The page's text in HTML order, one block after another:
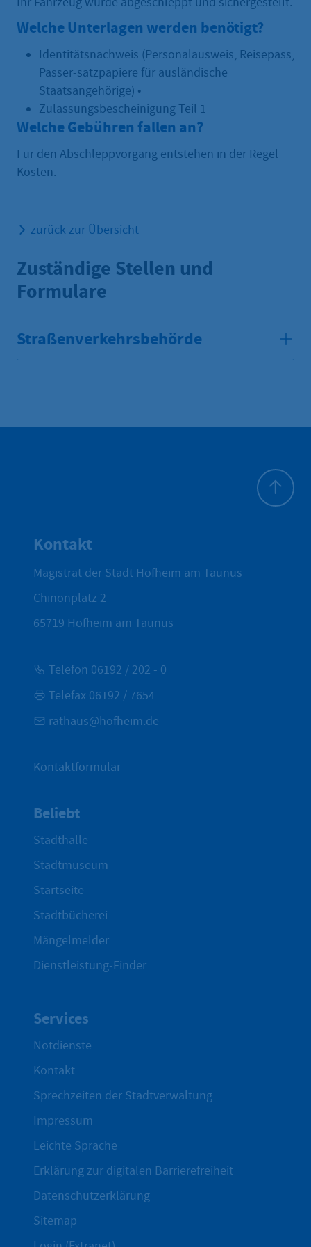
Welche Unterlagen werden benötigt?
Identitätsnachweis (Personalausweis, Reisepass,
Passer-satzpapiere für ausländische
Staatsangehörige) •
Zulassungsbescheinigung Teil 1
Welche Gebühren fallen an?
Für den Abschleppvorgang entstehen in der Regel
Kosten.
zurück zur Übersicht
Zuständige Stellen und
Formulare
Straßenverkehrsbehörde
Kontakt
Magistrat der Stadt Hofheim am Taunus
Chinonplatz 2
65719 Hofheim am Taunus
Telefon 06192 / 202 - 0
Telefax 06192 / 7654
rathaus@hofheim.de
Kontaktformular
Beliebt
Stadthalle
Stadtmuseum
Startseite
Stadtbücherei
Mängelmelder
Dienstleistung-Finder
Services
Notdienste
Kontakt
Sprechzeiten der Stadtverwaltung
Impressum
Leichte Sprache
Erklärung zur digitalen Barrierefreiheit
Datenschutzerklärung
Sitemap